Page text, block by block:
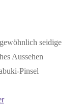
seidige
Aussehen
Pinsel